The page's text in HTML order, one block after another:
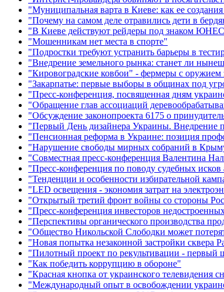
"Муниципальная варта в Киеве: как ее
"Почему на самом деле отравились дети в
"В Киеве действуют рейдеры под знаком
"Мошенникам нет места в спорте"
"Подростки требуют устранить барьеры в
"Внедрение земельного рынка: станет ли
"Кировоградские ковбои" - фермеры с
"Закарпатье: первые выборы в общинах под
"Пресс-конференция, посвященная дням
"Обращение глав ассоциаций
"Обсуждение законопроекта 6175 о
"Первый День дизайнера Украины. Внедрение
"Пенсионная реформа в Украине: позиция
"Нарушение свободы мирных собраний в
"Совместная пресс-конференция Валентина
"Пресс-конференция по поводу судебных
"Тенденции и особенности избирательной
"LED освещения - экономия затрат на
"Открытый третий фронт войны со стороны
"Пресс-конференция инвесторов
"Перспективы органического производства
"Общество Никольской Слободки может
"Новая попытка незаконной застройки сквера
"Пилотный проект по рекультивации - первый
"Как победить коррупцию в обороне"
"Красная кнопка от украинского телевидения
"Международный опыт в освобождении